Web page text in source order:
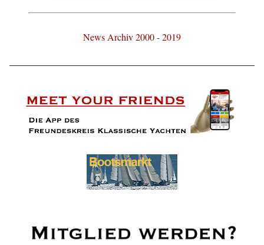
News Archiv 2000 - 2019